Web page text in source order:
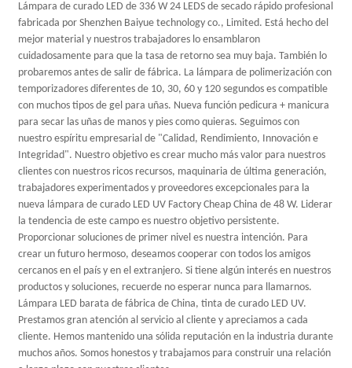
Lámpara de curado LED de 336 W 24 LEDS de secado rápido profesional
fabricada por Shenzhen Baiyue technology co., Limited. Está hecho del
mejor material y nuestros trabajadores lo ensamblaron
cuidadosamente para que la tasa de retorno sea muy baja. También lo
probaremos antes de salir de fábrica. La lámpara de polimerización con
temporizadores diferentes de 10, 30, 60 y 120 segundos es compatible
con muchos tipos de gel para uñas. Nueva función pedicura + manicura
para secar las uñas de manos y pies como quieras. Seguimos con
nuestro espíritu empresarial de "Calidad, Rendimiento, Innovación e
Integridad". Nuestro objetivo es crear mucho más valor para nuestros
clientes con nuestros ricos recursos, maquinaria de última generación,
trabajadores experimentados y proveedores excepcionales para la
nueva lámpara de curado LED UV Factory Cheap China de 48 W. Liderar
la tendencia de este campo es nuestro objetivo persistente.
Proporcionar soluciones de primer nivel es nuestra intención. Para
crear un futuro hermoso, deseamos cooperar con todos los amigos
cercanos en el país y en el extranjero. Si tiene algún interés en nuestros
productos y soluciones, recuerde no esperar nunca para llamarnos.
Lámpara LED barata de fábrica de China, tinta de curado LED UV.
Prestamos gran atención al servicio al cliente y apreciamos a cada
cliente. Hemos mantenido una sólida reputación en la industria durante
muchos años. Somos honestos y trabajamos para construir una relación